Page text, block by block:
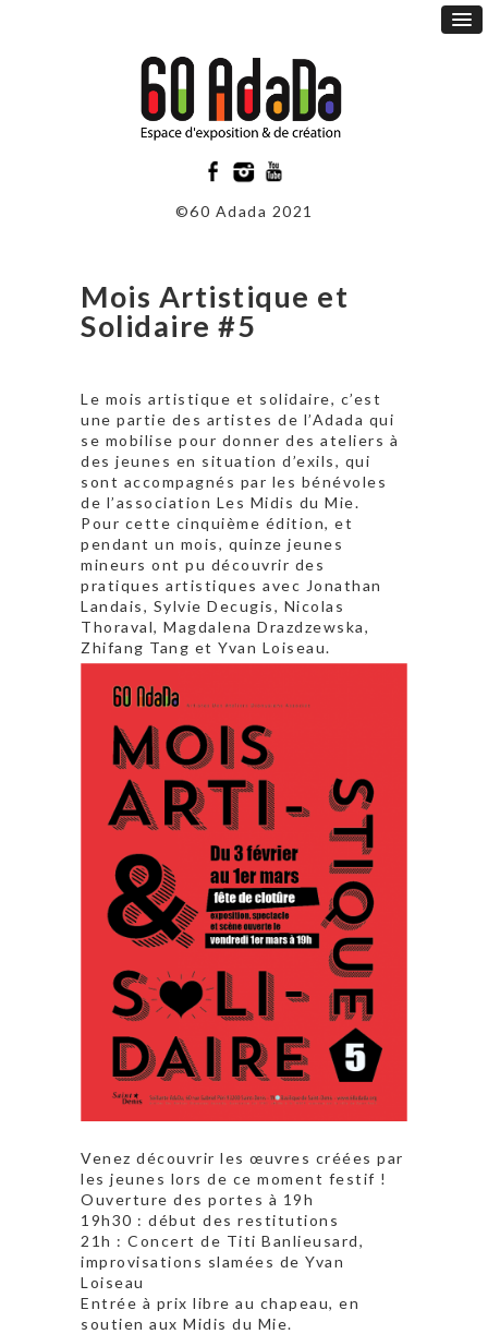
©60 Adada 2021
Mois Artistique et
Solidaire #5
Le mois artistique et solidaire, c’est
une partie des artistes de l’Adada qui
se mobilise pour donner des ateliers à
des jeunes en situation d’exils, qui
sont accompagnés par les bénévoles
de l’association Les Midis du Mie.
Pour cette cinquième édition, et
pendant un mois, quinze jeunes
mineurs ont pu découvrir des
pratiques artistiques avec Jonathan
Landais, Sylvie Decugis, Nicolas
Thoraval, Magdalena Drazdzewska,
Zhifang Tang et Yvan Loiseau.
Venez découvrir les œuvres créées par
les jeunes lors de ce moment festif !
Ouverture des portes à 19h
19h30 : début des restitutions
21h : Concert de Titi Banlieusard,
improvisations slamées de Yvan
Loiseau
Entrée à prix libre au chapeau, en
soutien aux Midis du Mie.